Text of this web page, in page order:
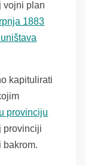
vojni plan
1883
kapitulirati
provinciju
provinciji
bakrom.